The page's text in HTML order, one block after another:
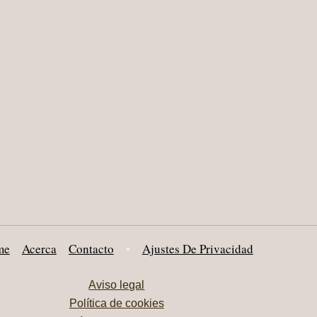
Acerca Contacto • Ajustes De Privacidad
Aviso legal
Política de cookies